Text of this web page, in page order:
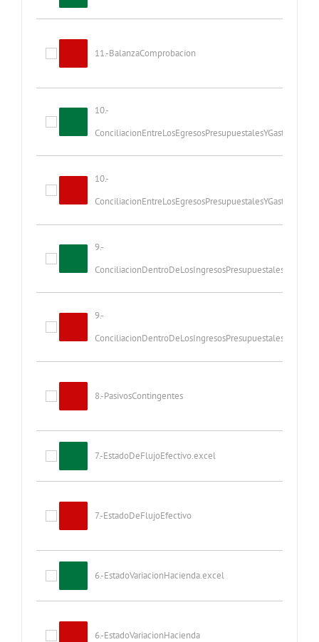
11.-BalanzaComprobacion
10.-
10.-
9.-
9.-
8.-PasivosContingentes
7.-EstadoDeFlujoEfectivo.excel
7.-EstadoDeFlujoEfectivo
6.-EstadoVariacionHacienda.excel
6.-EstadoVariacionHacienda